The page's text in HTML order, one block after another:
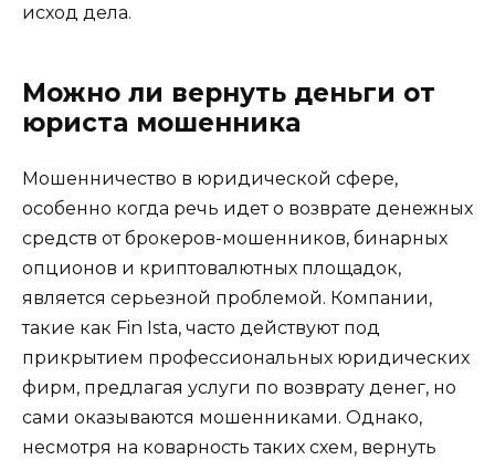
исход дела.
Можно ли вернуть деньги от
юриста мошенника
Мошенничество в юридической сфере,
особенно когда речь идет о возврате денежных
средств от брокеров-мошенников, бинарных
опционов и криптовалютных площадок,
является серьезной проблемой. Компании,
такие как Fin Ista, часто действуют под
прикрытием профессиональных юридических
фирм, предлагая услуги по возврату денег, но
сами оказываются мошенниками. Однако,
несмотря на коварность таких схем, вернуть